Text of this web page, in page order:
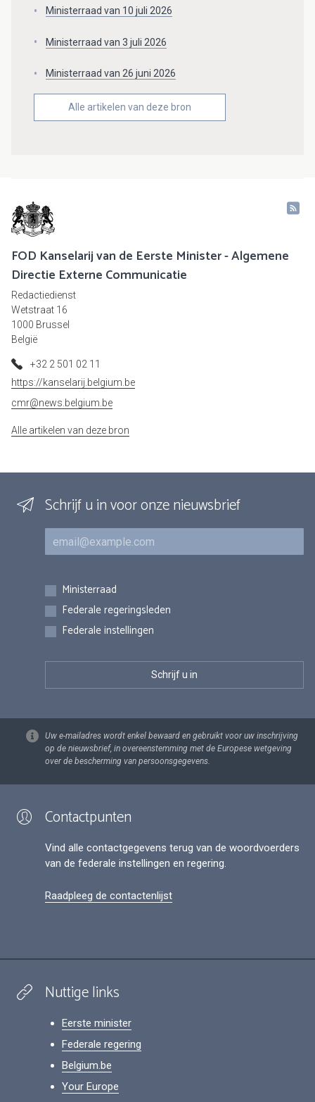
Ministerraad van 10 juli 2026
Ministerraad van 3 juli 2026
Ministerraad van 26 juni 2026
Alle artikelen van deze bron
FOD Kanselarij van de Eerste Minister - Algemene
Directie Externe Communicatie
Redactiedienst
Wetstraat 16
1000 Brussel
België
+32 2 501 02 11
https://kanselarij.belgium.be
cmr@news.belgium.be
Alle artikelen van deze bron
Schrijf u in voor onze nieuwsbrief
E-mail
Inschrijvingen
Ministerraad
Federale regeringsleden
Federale instellingen
Uw e-mailadres wordt enkel bewaard en gebruikt voor uw inschrijving
op de nieuwsbrief, in overeenstemming met de Europese wetgeving
over de bescherming van persoonsgegevens.
Contactpunten
Vind alle contactgegevens terug van de woordvoerders
van de federale instellingen en regering.
Raadpleeg de contactenlijst
Nuttige links
Eerste minister
Federale regering
Belgium.be
Your Europe